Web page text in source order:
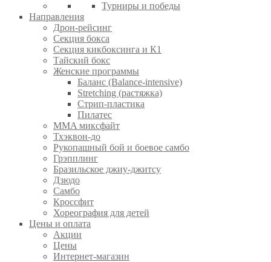
Турниры и победы
Направления
Дрон-рейсинг
Секция бокса
Секция кикбоксинга и К1
Тайский бокс
Женские программы
Баланс (Balance-intensive)
Stretching (растяжка)
Стрип-пластика
Пилатес
MMA миксфайт
Тхэквон-до
Рукопашный бой и боевое самбо
Грэпплинг
Бразильское джиу-джитсу
Дзюдо
Самбо
Кроссфит
Хореография для детей
Цены и оплата
Акции
Цены
Интернет-магазин